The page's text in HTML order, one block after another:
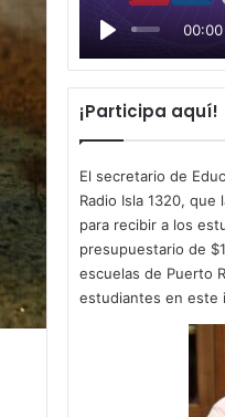
00:00
¡Participa aquí!
El secretario de
Radio Isla 1320,
para recibir a los
presupuestario de
escuelas de Puerto
estudiantes en este